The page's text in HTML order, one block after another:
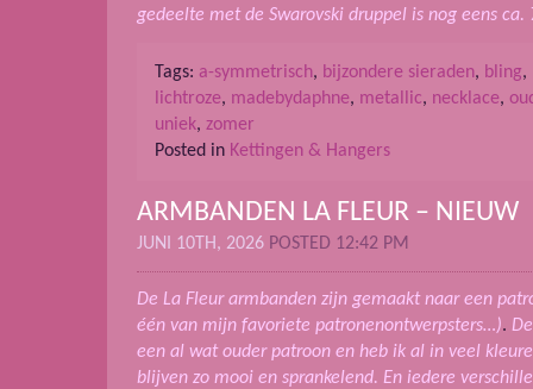
gedeelte met de Swarovski druppel is nog eens ca.
Tags: a-symmetrisch, bijzondere sieraden, bling,
lichtroze, madebydaphne, metallic, necklace,
uniek, zomer
Posted in Kettingen & Hangers
ARMBANDEN LA FLEUR – NIEUW
JUNI 10TH, 2026 POSTED 12:42 PM
De La Fleur armbanden zijn gemaakt naar een
één van mijn favoriete patronenontwerpsters…).
een al wat ouder patroon en heb ik al in veel
blijven zo mooi en sprankelend. En iedere